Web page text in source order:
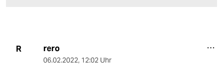
R rero
06.02.2022, 12:02 Uhr